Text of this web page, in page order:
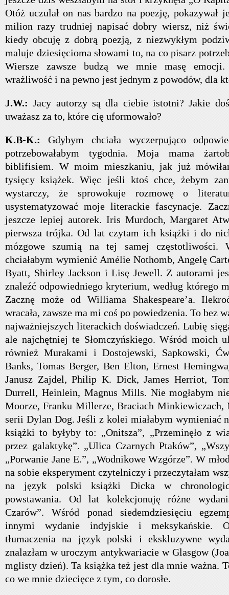
Otóż uczulał on nas bardzo na poezję, pokazywał
milion razy trudniej napisać dobry wiersz, niż
kiedy obcuję z dobrą poezją, z niezwykłym
maluje dziesięcioma słowami to, na co pisarz
Wiersze zawsze budzą we mnie masę
wrażliwość i na pewno jest jednym z powodów, dla
J.W.:Jacy autorzy są dla ciebie istotni? Jakie
uważasz za to, które cię uformowało?
K.B-K.: Gdybym chciała wyczerpująco
potrzebowałabym tygodnia. Moja mama
biblifisiem. W moim mieszkaniu, jak już
tysięcy książek. Więc jeśli ktoś chce, żebym
wystarczy, że sprowokuje rozmowę o
usystematyzować moje literackie fascynacje.
jeszcze lepiej autorek. Iris Murdoch, Margaret
pierwsza trójka. Od lat czytam ich książki i do
mózgowe szumią na tej samej częstotliwości.
chciałabym wymienić Amélie Nothomb, Angelę
Byatt, Shirley Jackson i Lisę Jewell. Z autorami
znaleźć odpowiedniego kryterium, według którego
Zacznę może od Williama Shakespeare’a.
wracała, zawsze ma mi coś po powiedzenia. To bez
najważniejszych literackich doświadczeń. Lubię
ale najchętniej te Słomczyńskiego. Wśród moich
również Murakami i Dostojewski, Sapkowski,
Banks, Tomas Berger, Ben Elton, Ernest
Janusz Zajdel, Philip K. Dick, James Herriot,
Durrell, Heinlein, Magnus Mills. Nie mogłabym
Moorze, Franku Millerze, Braciach
serii Dylan Dog. Jeśli z kolei miałabym wymieniać
książki to byłyby to: „Onitsza”, „Przeminęło z
przez galaktykę”. „Ulica Czarnych Ptaków”,
„Porwanie Jane E.”, „Wodnikowe Wzgórze”. W
na sobie eksperyment czytelniczy i przeczytałam
na język polski książki Dicka w
powstawania. Od lat kolekcjonuję różne
Czarów”. Wśród ponad siedemdziesięciu
innymi wydanie indyjskie i meksykańskie.
tłumaczenia na język polski i ekskluzywne
znalazłam w uroczym antykwariacie w Glasgow
mglisty dzień). Ta książka też jest dla mnie ważna.
co we mnie dziecięce z tym, co dorosłe.